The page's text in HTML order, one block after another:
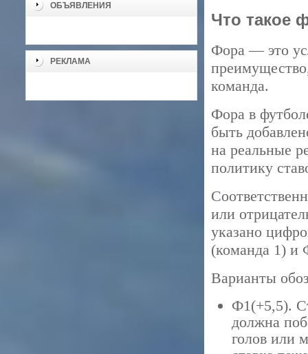
ОБЪЯВЛЕНИЯ
РЕКЛАМА
Что такое
Фора — это
команда.
Фора в
быть
на реальные
политику
или
указано
(команда 1) и
Варианты
Ф1(+5,5).
должна
голов или